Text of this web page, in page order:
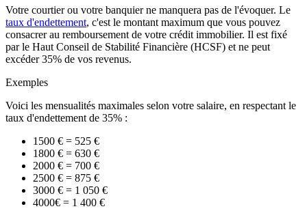
Votre courtier ou votre banquier ne manquera pas de l'évoquer. Le
taux d'endettement, c'est le montant maximum que vous pouvez
consacrer au remboursement de votre crédit immobilier. Il est fixé
par le Haut Conseil de Stabilité Financière (HCSF) et ne peut
excéder 35% de vos revenus.
Exemples
Voici les mensualités maximales selon votre salaire, en respectant le
taux d'endettement de 35% :
1500 € = 525 €
1800 € = 630 €
2000 € = 700 €
2500 € = 875 €
3000 € = 1 050 €
4000€ = 1 400 €